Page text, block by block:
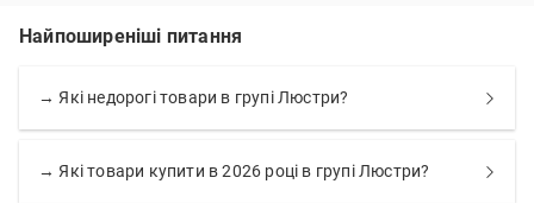
Найпоширеніші питання
→ Які недорогі товари в групі Люстри?
→ Які товари купити в 2026 році в групі Люстри?